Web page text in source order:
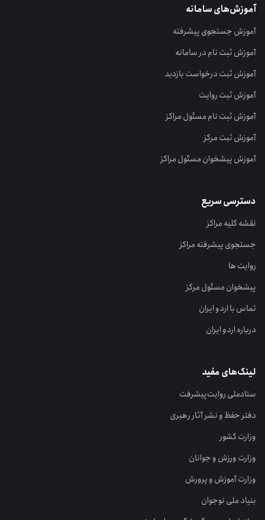
آموزش‌های سامانه
آموزش جستجوی پیشرفته
آموزش ثبت نام در سامانه
آموزش ثبت درخواست بازدید
آموزش ثبت روایت
آموزش ثبت نام مسئول مراکز
آموزش ثبت مرکز
آموزش پیشخوان مسئول مراکز
دسترسی سریع
نقشه کلیه مراکز
جستجوی پیشرفته مراکز
روایت ها
پیشخوان مسئول مرکز
تماس با اردو ایران
درباره اردو ایران
لینک‌های مفید
ستاد‌ملی روایت‌پیشرفت
دفتر حفظ و نشر آثار رهبری
وزارت کشور
وزارت ورزش و جوانان
وزارت آموزش و پرورش
بنیاد ملی نوجوان